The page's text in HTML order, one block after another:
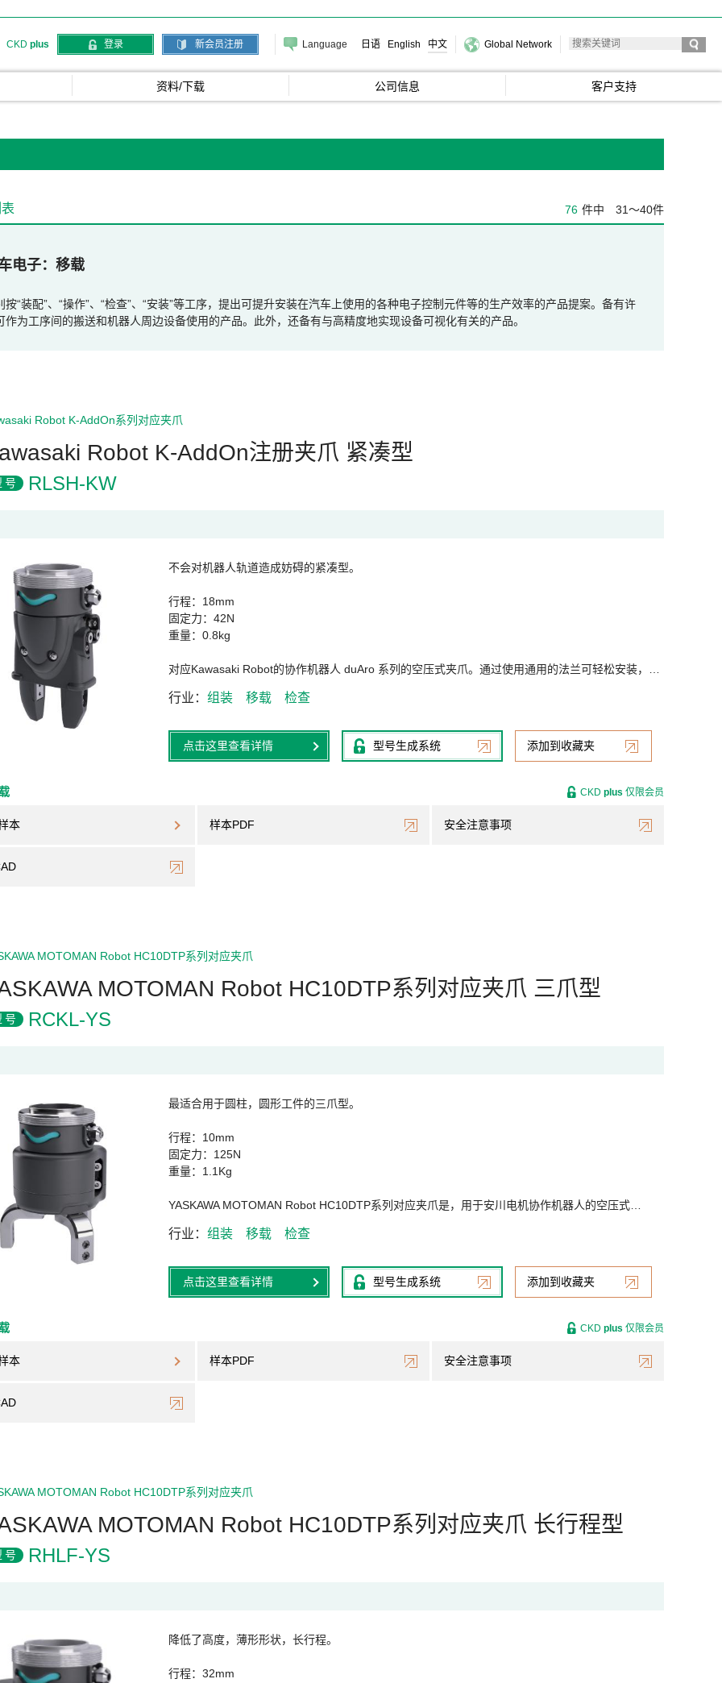
CKD plus 登录 新会员注册 Language 日语 English 中文 Global Network
资料/下载 公司信息 客户支持
76 件中 31～40件
电子 移载
按“装配”、“操作”、“检查”、“安装”等工序，提出可提升安装在汽车上使用的各种电子控制元件等的生产效率的产品提案。备有许
作为工序间的搬送和机器人周边设备使用的产品。此外，还备有与高精度地实现设备可视化有关的产品。
Robot K-AddOn系列对应夹爪
Robot K-AddOn注册夹爪 紧凑型
号 RLSH-KW
不会对机器人轨道造成妨碍的紧凑型。
行程：18mm
固定力：42N
重量：0.8kg
对应Kawasaki Robot的协作机器人 duAro 系列的空压式夹爪。通过使用通用的法兰可轻松安装，…
行业 组装 移载 检查
点击这里查看详情 型号生成系统 添加到收藏夹
本 样本PDF 安全注意事项
CKD plus 仅限会员
MOTOMAN Robot HC10DTP系列对应夹爪
MOTOMAN Robot HC10DTP系列对应夹爪 三爪型
号 RCKL-YS
最适合用于圆柱，圆形工件的三爪型。
行程：10mm
固定力：125N
重量：1.1Kg
YASKAWA MOTOMAN Robot HC10DTP系列对应夹爪是，用于安川电机协作机器人的空压式…
行业 组装 移载 检查
点击这里查看详情 型号生成系统 添加到收藏夹
本 样本PDF 安全注意事项
CKD plus 仅限会员
MOTOMAN Robot HC10DTP系列对应夹爪
MOTOMAN Robot HC10DTP系列对应夹爪 长行程型
号 RHLF-YS
降低了高度，薄形形状，长行程。
行程：32mm